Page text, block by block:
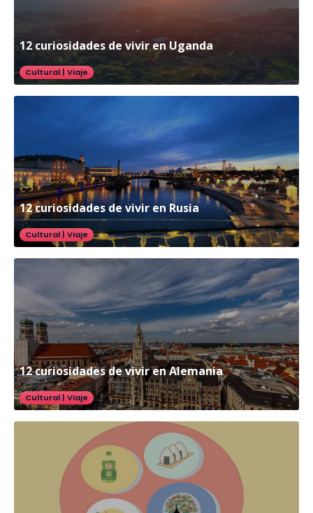
Cultural| Viaje
12 curiosidades de vivir en Uganda
Cultural| Viaje
12 curiosidades de vivir en Rusia
Cultural| Viaje
12 curiosidades de vivir en Alemania